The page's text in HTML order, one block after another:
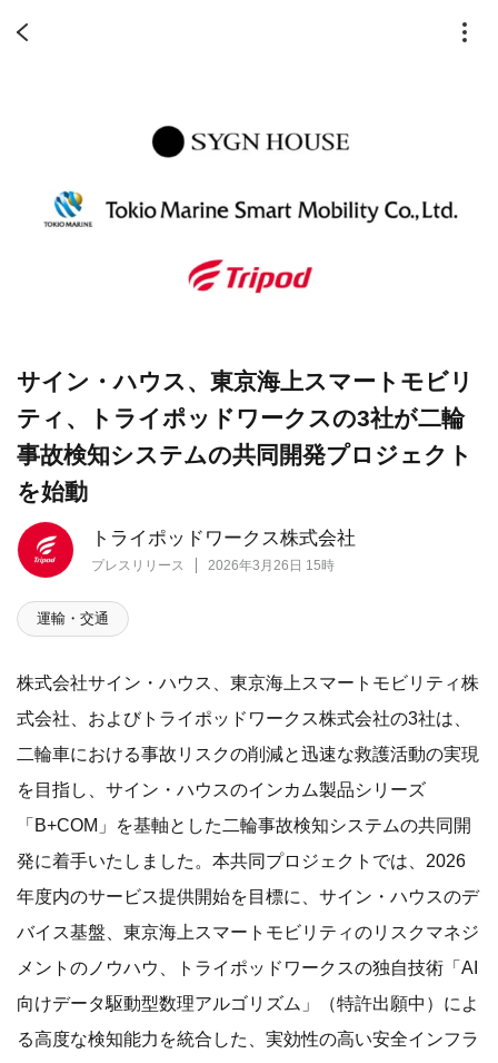
トライポッドワークス株式会社
プレスリリース 2026年3月26日 15時
サイン・ハウス、東京海上スマートモビリ
ティ、トライポッドワークスの3社が二輪
事故検知システムの共同開発プロジェクト
を始動
運輸・交通
株式会社サイン・ハウス、東京海上スマートモビリティ株
式会社、およびトライポッドワークス株式会社の3社は、
二輪車における事故リスクの削減と迅速な救護活動の実現
を目指し、サイン・ハウスのインカム製品シリーズ
「B+COM」を基軸とした二輪事故検知システムの共同開
発に着手いたしました。本共同プロジェクトでは、2026
年度内のサービス提供開始を目標に、サイン・ハウスのデ
バイス基盤、東京海上スマートモビリティのリスクマネジ
メントのノウハウ、トライポッドワークスの独自技術「AI
向けデータ駆動型数理アルゴリズム」（特許出願中）によ
る高度な検知能力を統合した、実効性の高い安全インフラ